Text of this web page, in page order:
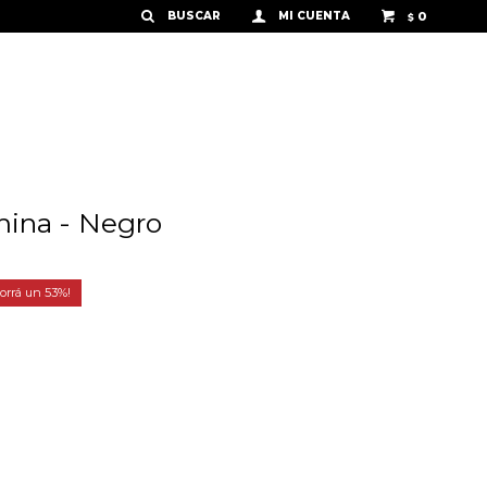
$ 0
- Negro
53